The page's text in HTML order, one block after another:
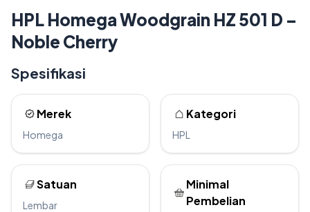
HPL Homega Woodgrain HZ 501 D –
Noble Cherry
Spesifikasi
Merek
Homega
Kategori
HPL
Satuan
Lembar
Minimal
Pembelian